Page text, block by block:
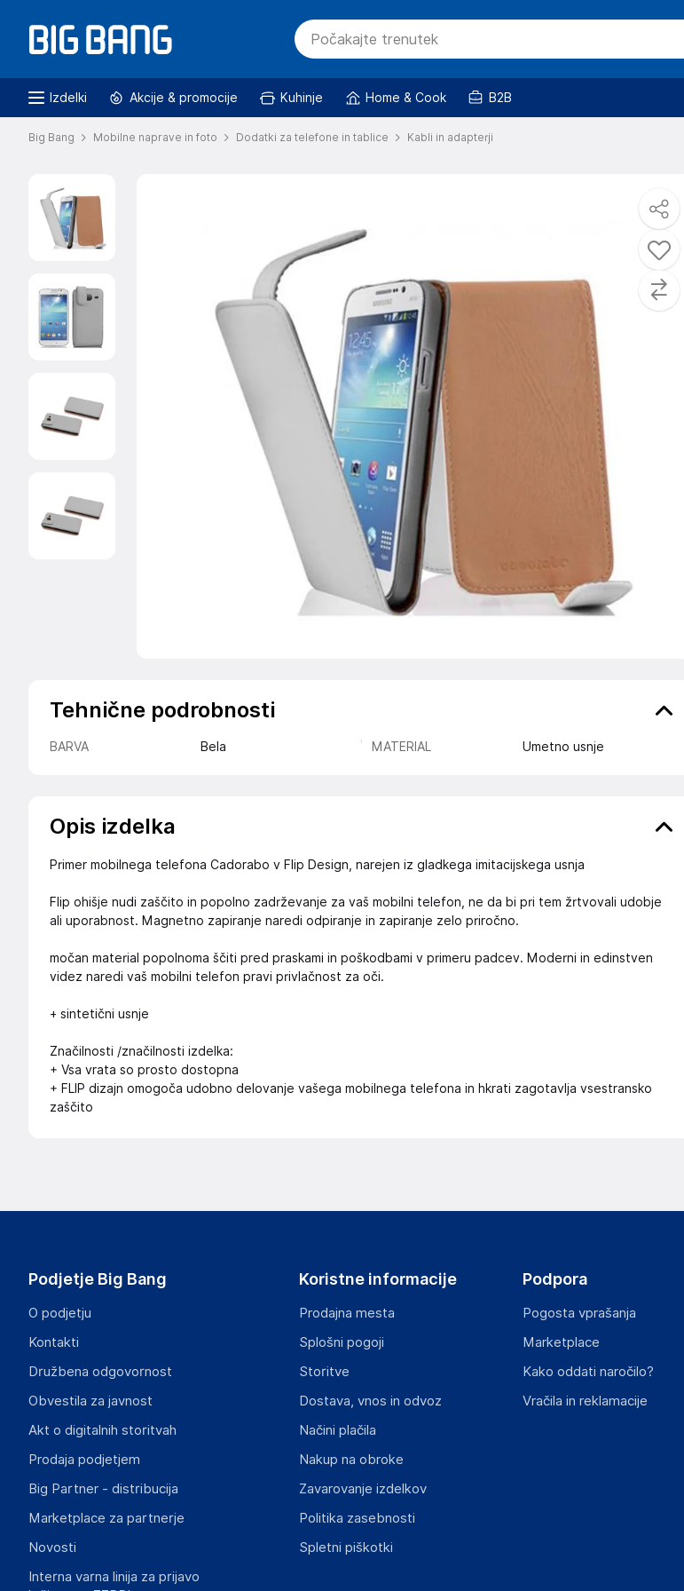
Izdelki Akcije & promocije Kuhinje Home & Cook B2B
Big Bang Mobilne naprave in foto Dodatki za telefone in tablice Kabli in adapterji
Tehnične podrobnosti
BARVA Bela MATERIAL Umetno usnje
Opis izdelka
Primer mobilnega telefona Cadorabo v Flip Design, narejen iz gladkega imitacijskega usnja
Flip ohišje nudi zaščito in popolno zadrževanje za vaš mobilni telefon, ne da bi pri tem žrtvovali udobje
ali uporabnost. Magnetno zapiranje naredi odpiranje in zapiranje zelo priročno.
močan material popolnoma ščiti pred praskami in poškodbami v primeru padcev. Moderni in edinstven
videz naredi vaš mobilni telefon pravi privlačnost za oči.
+ sintetični usnje
Značilnosti /značilnosti izdelka:
+ Vsa vrata so prosto dostopna
+ FLIP dizajn omogoča udobno delovanje vašega mobilnega telefona in hkrati zagotavlja vsestransko
zaščito
Podjetje Big Bang
O podjetju
Kontakti
Družbena odgovornost
Obvestila za javnost
Akt o digitalnih storitvah
Prodaja podjetjem
Big Partner - distribucija
Marketplace za partnerje
Novosti
Interna varna linija za prijavo
Koristne informacije
Prodajna mesta
Splošni pogoji
Storitve
Dostava, vnos in odvoz
Načini plačila
Nakup na obroke
Zavarovanje izdelkov
Politika zasebnosti
Spletni piškotki
Podpora
Pogosta vprašanja
Marketplace
Kako oddati naročilo?
Vračila in reklamacije